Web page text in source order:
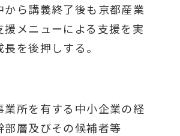
から講義終了後も京都産業
援メニューによる支援を実
を後押しする。
業所を有する中小企業の経
部層及びその候補者等